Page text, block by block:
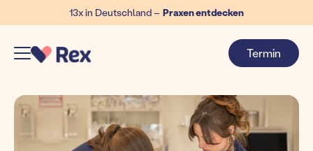
13x in Deutschland – Praxen entdecken
Termin